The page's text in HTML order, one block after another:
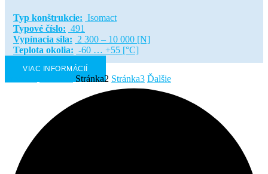
Typ konštrukcie: Isomact
Typové číslo: 491
Vypínacia sila: 2 300 – 10 000 [N]
Teplota okolia: -60 … +55 [°C]
VIAC INFORMÁCIÍ
Stránka2 Stránka3 Ďalšie